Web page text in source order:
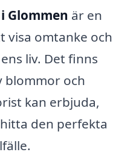
Glommen är en
visa omtanke och
liv. Det finns
blommor och
kan erbjuda,
den perfekta